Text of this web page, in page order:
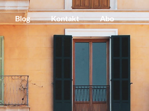
Blog Kontakt Abo